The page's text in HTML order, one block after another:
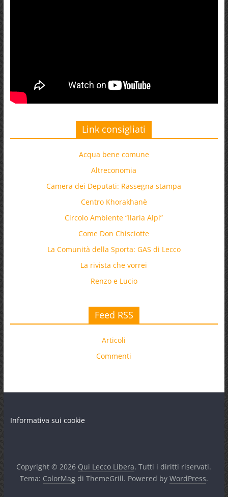
Link consigliati
Acqua bene comune
Altreconomia
Camera dei Deputati: Rassegna stampa
Centro Khorakhanè
Circolo Ambiente “Ilaria Alpi”
Come Don Chisciotte
La Comunità della Sporta: GAS di Lecco
La rivista che vorrei
Renzo e Lucio
Feed RSS
Articoli
Commenti
Informativa sui cookie
Copyright © 2026 Qui Lecco Libera. Tutti i diritti riservati.
Tema: ColorMagdi ThemeGrill. Powered by WordPress.